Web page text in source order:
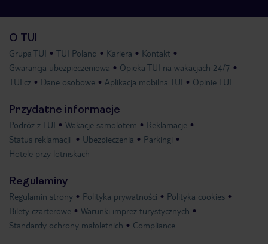
O TUI
Grupa TUI TUI Poland Kariera
Kontakt
Gwarancja ubezpieczeniowa
Opieka TUI na wakacjach 24/7
TUI.cz
Dane osobowe Aplikacja mobilna TUI Opinie TUI
Przydatne informacje
Podróż z TUI Wakacje samolotem
Reklamacje
Status reklamacji
Ubezpieczenia
Parkingi
Hotele przy lotniskach
Regulaminy
Regulamin strony Polityka prywatności
Polityka cookies
Bilety czarterowe
Warunki imprez turystycznych
Standardy ochrony małoletnich
Compliance